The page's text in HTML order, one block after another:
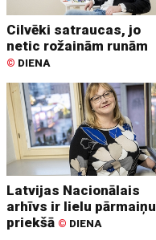
Cilvēki satraucas, jo
netic rožainām runām
© DIENA
Latvijas Nacionālais
arhīvs ir lielu pārmaiņu
priekšā © DIENA